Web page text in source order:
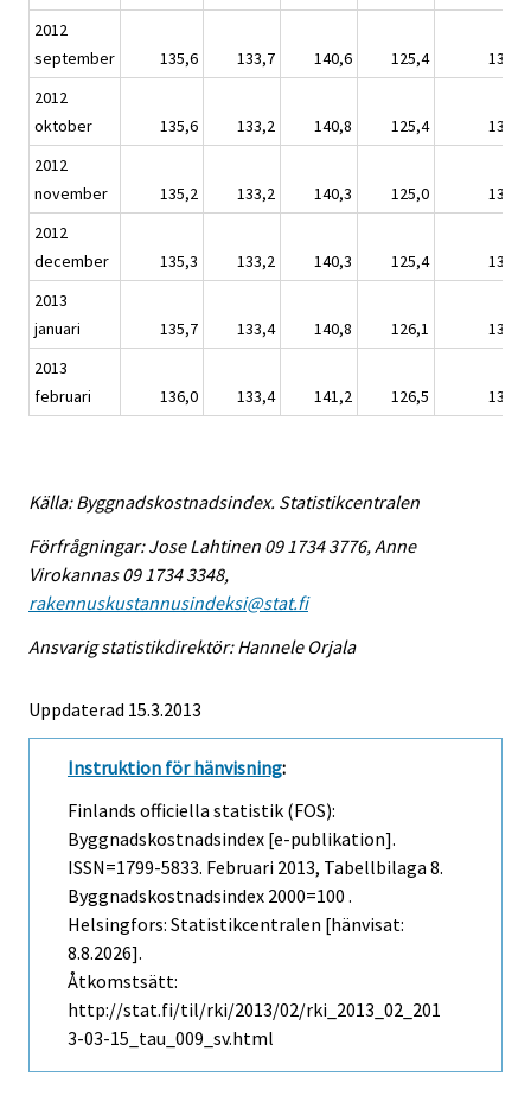
2012
september
135,6 133,7 140,6 125,4
134,8
2012
oktober
135,6 133,2 140,8 125,4
134,6
2012
november
135,2 133,2 140,3 125,0
134,5
2012
december
135,3 133,2 140,3 125,4
134,4
2013
januari
135,7 133,4 140,8 126,1
134,9
2013
februari
136,0 133,4 141,2 126,5 135,1
Källa: Byggnadskostnadsindex. Statistikcentralen
Förfrågningar: Jose Lahtinen 09 1734 3776, Anne
Virokannas 09 1734 3348,
rakennuskustannusindeksi@stat.fi
Ansvarig statistikdirektör: Hannele Orjala
Uppdaterad 15.3.2013
Instruktion för hänvisning:
Finlands officiella statistik (FOS):
Byggnadskostnadsindex [e-publikation].
ISSN=1799-5833. Februari 2013, Tabellbilaga 8.
Byggnadskostnadsindex 2000=100 .
Helsingfors: Statistikcentralen [hänvisat:
8.8.2026].
Åtkomstsätt:
http://stat.fi/til/rki/2013/02/rki_2013_02_201
3-03-15_tau_009_sv.html